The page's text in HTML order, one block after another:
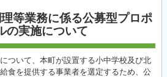
等業務に係る公募型プロポ
の実施について
ついて、本町が設置する小中学校及び北
食を提供する事業者を選定するため、公